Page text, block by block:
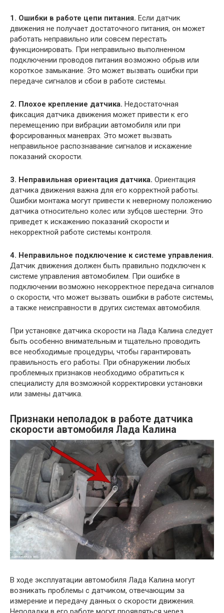
1. Ошибки в работе цепи питания. Если датчик
движения не получает достаточного питания, он может
работать неправильно или совсем перестать
функционировать. При неправильно выполненном
подключении проводов питания возможно обрыв или
короткое замыкание. Это может вызвать ошибки при
передаче сигналов и сбои в работе системы.
2. Плохое крепление датчика. Недостаточная
фиксация датчика движения может привести к его
перемещению при вибрации автомобиля или при
форсированных маневрах. Это может вызвать
неправильное распознавание сигналов и искажение
показаний скорости.
3. Неправильная ориентация датчика. Ориентация
датчика движения важна для его корректной работы.
Ошибки монтажа могут привести к неверному положению
датчика относительно колес или зубцов шестерни. Это
приведет к искажению показаний скорости и
некорректной работе системы контроля.
4. Неправильное подключение к системе управления.
Датчик движения должен быть правильно подключен к
системе управления автомобилем. При ошибке в
подключении возможно некорректное передача сигналов
о скорости, что может вызвать ошибки в работе системы,
а также неисправности в других системах автомобиля.
При установке датчика скорости на Лада Калина следует
быть особенно внимательным и тщательно проводить
все необходимые процедуры, чтобы гарантировать
правильность его работы. При обнаружении любых
проблемных признаков необходимо обратиться к
специалисту для возможной корректировки установки
или замены датчика.
Признаки неполадок в работе датчика
скорости автомобиля Лада Калина
В ходе эксплуатации автомобиля Лада Калина могут
возникать проблемы с датчиком, отвечающим за
измерение и передачу данных о скорости движения.